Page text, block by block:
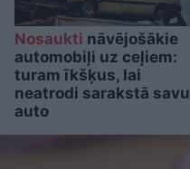
Nosaukti nāvējošākie
automobiļi uz ceļiem:
turam īkšķus, lai
neatrodi sarakstā savu
auto